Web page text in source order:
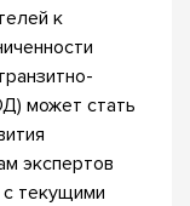
к
может стать
экспертов
с текущими